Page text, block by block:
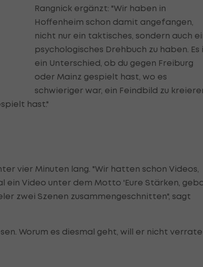
Rangnick ergänzt: "Wir haben in
Hoffenheim schon damit angefangen,
nicht nur ein taktisches, sondern auch
psychologisches Drehbuch zu haben. Es
ein Unterschied, ob du gegen Freiburg
oder Mainz gespielt hast, wo es
schwieriger war, ein Feindbild zu
hast."
vier Minuten lang. "Wir hatten schon Videos,
ein Video unter dem Motto 'Eure Stärken,
zwei Szenen zusammengeschnitten", sagt
Worum es diesmal geht, will er nicht